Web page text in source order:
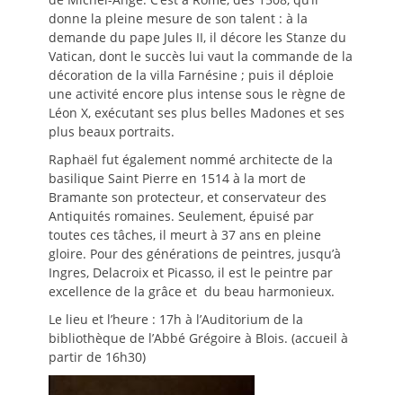
donne la pleine mesure de son talent : à la
demande du pape Jules II, il décore les Stanze du
Vatican, dont le succès lui vaut la commande de la
décoration de la villa Farnésine ; puis il déploie
une activité encore plus intense sous le règne de
Léon X, exécutant ses plus belles Madones et ses
plus beaux portraits.
Raphaël fut également nommé architecte de la
basilique Saint Pierre en 1514 à la mort de
Bramante son protecteur, et conservateur des
Antiquités romaines. Seulement, épuisé par
toutes ces tâches, il meurt à 37 ans en pleine
gloire. Pour des générations de peintres, jusqu’à
Ingres, Delacroix et Picasso, il est le peintre par
excellence de la grâce et du beau harmonieux.
Le lieu et l’heure : 17h à l’Auditorium de la
bibliothèque de l’Abbé Grégoire à Blois. (accueil à
partir de 16h30)